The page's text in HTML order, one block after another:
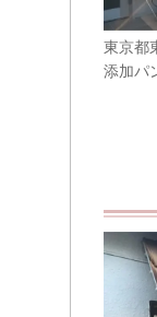
東京都
添加パ